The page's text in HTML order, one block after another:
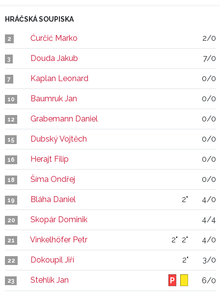
HRÁČSKÁ SOUPISKA
2 Ćurčić Marko 2/0
3 Douda Jakub 7/0
7 Kaplan Leonard 0/0
10 Baumruk Jan 0/0
12 Grabemann Daniel 0/0
15 Dubský Vojtěch 0/0
16 Herajt Filip 0/0
18 Šíma Ondřej 0/0
19 Bláha Daniel 2" 4/0
20 Skopár Dominik 4/4
21 Vinkelhöfer Petr 2" 2" 4/0
22 Dokoupil Jiří 2" 3/0
23 Stehlík Jan 6/0